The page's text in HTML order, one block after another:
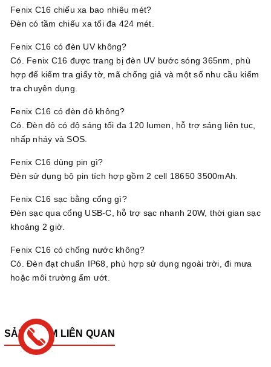
Fenix C16 chiếu xa bao nhiêu mét?
Đèn có tầm chiếu xa tối đa 424 mét.
Fenix C16 có đèn UV không?
Có. Fenix C16 được trang bị đèn UV bước sóng 365nm, phù
hợp để kiểm tra giấy tờ, mã chống giả và một số nhu cầu kiểm
tra chuyên dụng.
Fenix C16 có đèn đỏ không?
Có. Đèn đỏ có độ sáng tối đa 120 lumen, hỗ trợ sáng liên tục,
nhấp nháy và SOS.
Fenix C16 dùng pin gì?
Đèn sử dụng bộ pin tích hợp gồm 2 cell 18650 3500mAh.
Fenix C16 sạc bằng cổng gì?
Đèn sạc qua cổng USB-C, hỗ trợ sạc nhanh 20W, thời gian sạc
khoảng 2 giờ.
Fenix C16 có chống nước không?
Có. Đèn đạt chuẩn IP68, phù hợp sử dụng ngoài trời, đi mưa
hoặc môi trường ẩm ướt.
SẢN PHẨM LIÊN QUAN